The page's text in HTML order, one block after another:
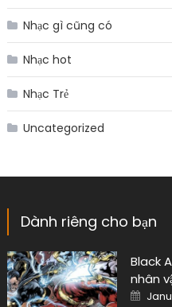
Nhạc gì cũng có
Nhạc hot
Nhạc Trẻ
Uncategorized
Dành riêng cho bạn
Black
nhân
on